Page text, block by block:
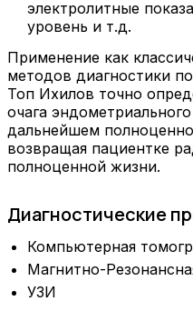
электролитные
уровень и т.д.
Применение как
методов диагностики
Топ Ихилов точно
очага
дальнейшем
возвращая пациентке
полноценной жизни.
Диагностические
Компьютерная
Магнитно-
УЗИ